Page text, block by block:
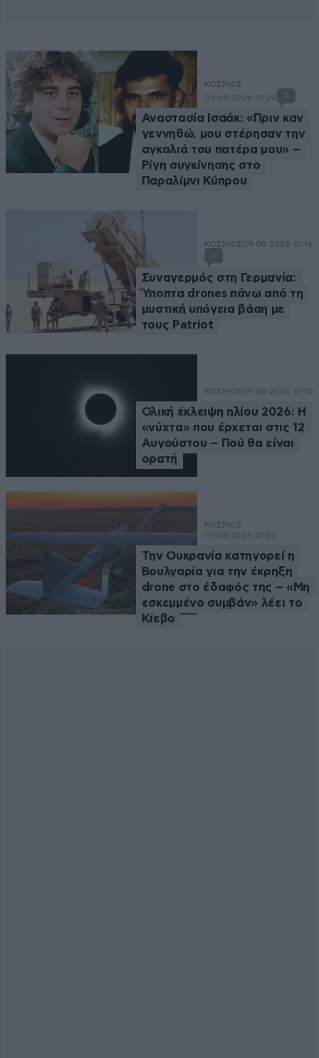
ΚΟΣΜΟΣ
09·08·2026 01:24
1
Αναστασία Ισαάκ: «Πριν καν
γεννηθώ, μου στέρησαν την
αγκαλιά του πατέρα μου» –
Ρίγη συγκίνησης στο
Παραλίμνι Κύπρου
ΚΟΣΜΟΣ09·08·2026 01:16
1
Συναγερμός στη Γερμανία:
Ύποπτα drones πάνω από τη
μυστική υπόγεια βάση με
τους Patriot
ΚΟΣΜΟΣ09·08·2026 01:12
Ολική έκλειψη ηλίου 2026: Η
«νύχτα» που έρχεται στις 12
Αυγούστου – Πού θα είναι
ορατή
ΚΟΣΜΟΣ
09·08·2026 01:00
Την Ουκρανία κατηγορεί η
Βουλγαρία για την έκρηξη
drone στο έδαφός της – «Μη
εσκεμμένο συμβάν» λέει το
Κίεβο